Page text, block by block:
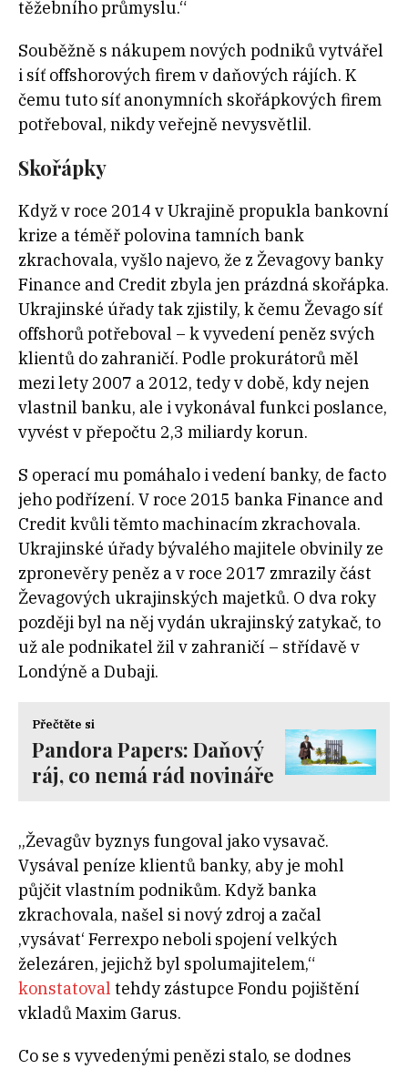
těžebního průmyslu.“
Souběžně s nákupem nových podniků vytvářel
i síť offshorových firem v daňových rájích. K
čemu tuto síť anonymních skořápkových firem
potřeboval, nikdy veřejně nevysvětlil.
Skořápky
Když v roce 2014 v Ukrajině propukla bankovní
krize a téměř polovina tamních bank
zkrachovala, vyšlo najevo, že z Ževagovy banky
Finance and Credit zbyla jen prázdná skořápka.
Ukrajinské úřady tak zjistily, k čemu Ževago síť
offshorů potřeboval – k vyvedení peněz svých
klientů do zahraničí. Podle prokurátorů měl
mezi lety 2007 a 2012, tedy v době, kdy nejen
vlastnil banku, ale i vykonával funkci poslance,
vyvést v přepočtu 2,3 miliardy korun.
S operací mu pomáhalo i vedení banky, de facto
jeho podřízení. V roce 2015 banka Finance and
Credit kvůli těmto machinacím zkrachovala.
Ukrajinské úřady bývalého majitele obvinily ze
zpronevěry peněz a v roce 2017 zmrazily část
Ževagových ukrajinských majetků. O dva roky
později byl na něj vydán ukrajinský zatykač, to
už ale podnikatel žil v zahraničí – střídavě v
Londýně a Dubaji.
Přečtěte si
Pandora Papers: Daňový
ráj, co nemá rád novináře
„Ževagův byznys fungoval jako vysavač.
Vysával peníze klientů banky, aby je mohl
půjčit vlastním podnikům. Když banka
zkrachovala, našel si nový zdroj a začal
‚vysávat‘ Ferrexpo neboli spojení velkých
železáren, jejichž byl spolumajitelem,“
konstatoval tehdy zástupce Fondu pojištění
vkladů Maxim Garus.
Co se s vyvedenými penězi stalo, se dodnes